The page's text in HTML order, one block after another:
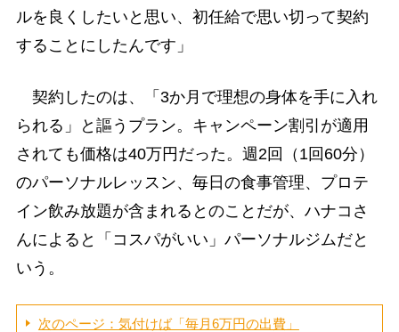
ルを良くしたいと思い、初任給で思い切って契約
することにしたんです」
契約したのは、「3か月で理想の身体を手に入れ
られる」と謳うプラン。キャンペーン割引が適用
されても価格は40万円だった。週2回（1回60分）
のパーソナルレッスン、毎日の食事管理、プロテ
イン飲み放題が含まれるとのことだが、ハナコさ
んによると「コスパがいい」パーソナルジムだと
いう。
次のページ：気付けば「毎月6万円の出費」